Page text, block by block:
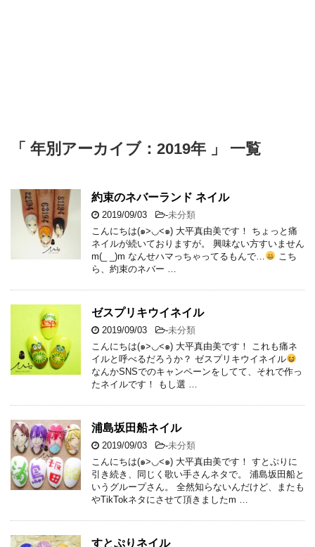
「 年別アーカイブ：2019年 」 一覧
約束のネバーランド ネイル
2019/09/03 -未分類
こんにちは(๑>◡<๑) 大平真由美です！ ちょっと痛
ネイルが続いておりますが。 興味ない方すいません
m(_ _)m なんせハマっちゃってるもんで…
こち
ら、約束のネバー …
ゼスプリキウイネイル
2019/09/03 -未分類
こんにちは(๑>◡<๑) 大平真由美です！ これも痛ネ
イルと呼べるだろうか？ ゼスプリキウイネイル
なんかSNSでのキャンペーンをしてて、それで作っ
たネイルです！ もし選 …
浦島坂田船ネイル
2019/09/03 -未分類
こんにちは(๑>◡<๑) 大平真由美です！ すとぷりに
引き続き、同じく歌い手さんネタで。 浦島坂田船と
いうグループさん。 全然知らないんだけど、またも
やTikTokネタにさせて頂きましたm …
すとぷりネイル